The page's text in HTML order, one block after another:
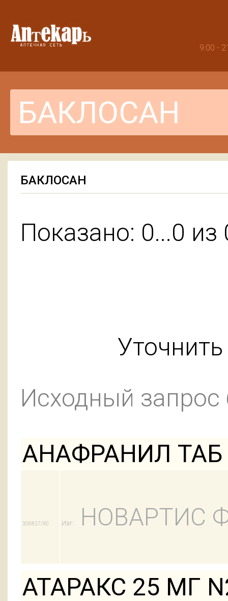
9:00 -
БАКЛОСАН
Показано: 0...0 из
Исходный
АНАФРАНИЛ ТАБ
306827/90 Изг: НОВАРТИС
АТАРАКС 25 МГ